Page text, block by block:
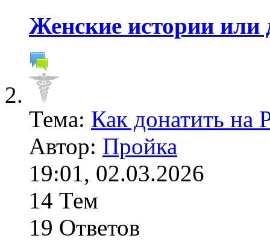
Женские истории или
Тема: Как донатить на
Автор: Пройка
19:01, 02.03.2026
14 Тем
19 Ответов